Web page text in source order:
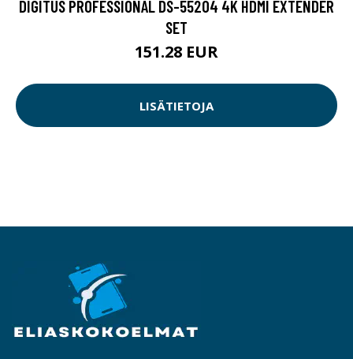
DIGITUS PROFESSIONAL DS-55204 4K HDMI EXTENDER
SET
151.28 EUR
LISÄTIETOJA